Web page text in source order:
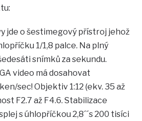
jde o šestimegový přístroj jehož
1/1,8 palce. Na plný
snímků za sekundu.
video má dosahovat
sec! Objektiv 1:12 (ekv. 35 až
F2.7 až F4.6. Stabilizace
s úhlopříčkou 2,8´´s 200 tisíci